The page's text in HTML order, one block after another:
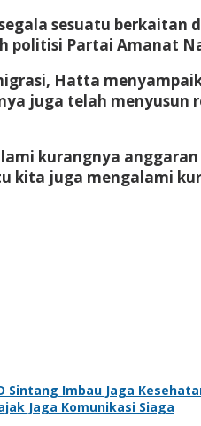
sesuatu
politisi Partai Amanat
Hatta
juga telah
kurangnya
kita juga mengalami
Sintang Imbau Jaga
Jaga Komunikasi Siaga